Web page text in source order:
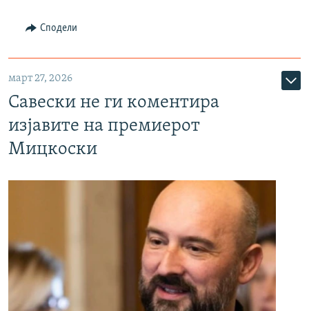
Сподели
март 27, 2026
Савески не ги коментира
изјавите на премиерот
Мицкоски